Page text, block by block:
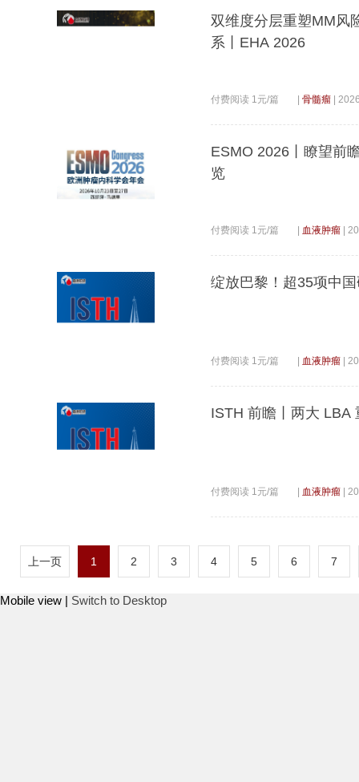
双维度分层重塑MM风
系丨EHA 2026
付费阅读 1元/篇 |骨髓瘤 |
ESMO 2026丨瞭望前
览
付费阅读 1元/篇 血液肿瘤 |
绽放巴黎！超35项中
付费阅读 1元/篇 血液肿瘤 |
ISTH 前瞻丨两大 LBA
付费阅读 1元/篇 血液肿瘤 |
上一页 1 2 3 4 5 6 7
Mobile view | Switch to Desktop